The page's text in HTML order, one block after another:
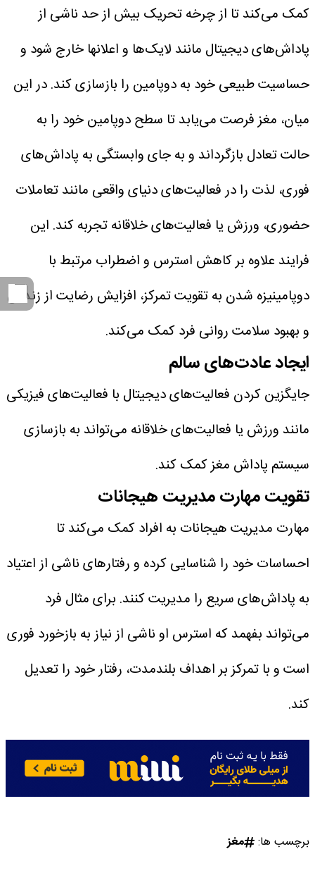
کمک می‌کند تا از چرخه تحریک بیش از حد ناشی از
پاداش‌های دیجیتال مانند لایک‌ها و اعلانها خارج شود و
حساسیت طبیعی خود به دوپامین را بازسازی کند. در این
میان، مغز فرصت می‌یابد تا سطح دوپامین خود را به
حالت تعادل بازگرداند و به جای وابستگی به پاداش‌های
فوری، لذت را در فعالیت‌های دنیای واقعی مانند تعاملات
حضوری، ورزش یا فعالیت‌های خلاقانه تجربه کند. این
فرایند علاوه بر کاهش استرس و اضطراب مرتبط با
دوپامینیزه شدن به تقویت تمرکز، افزایش رضایت از زندگی
و بهبود سلامت روانی فرد کمک می‌کند.
ایجاد عادت‌های سالم
جایگزین کردن فعالیت‌های دیجیتال با فعالیت‌های فیزیکی
مانند ورزش یا فعالیت‌های خلاقانه می‌تواند به بازسازی
سیستم پاداش مغز کمک کند.
تقویت مهارت مدیریت هیجانات
مهارت مدیریت هیجانات به افراد کمک می‌کند تا
احساسات خود را شناسایی کرده و رفتارهای ناشی از اعتیاد
به پاداش‌های سریع را مدیریت کنند. برای مثال فرد
می‌تواند بفهمد که استرس او ناشی از نیاز به بازخورد فوری
است و با تمرکز بر اهداف بلندمدت، رفتار خود را تعدیل
کند.
برچسب ها: مغز